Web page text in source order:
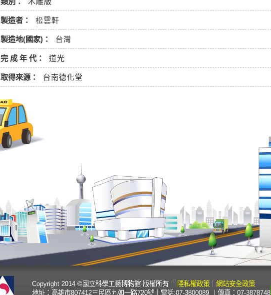
製造者： 松雲軒
製造地(國家)： 台灣
完 成 年 代： 道光
取得來源： 台南德化堂
Copyright 2014 ©國立科學工藝博物館 版權所有 隱私權政策
網站安全政策
地址：高雄市807412三民區九如一路720號
電話:07-3800089 ︱傳真：07-3878748